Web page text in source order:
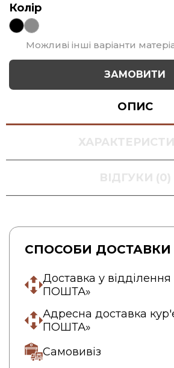
Колір
Можливі інші варіанти
ЗАМОВИТИ
ОПИС
ВІДГУКИ (0)
СПОСОБИ ДОСТАВКИ
Доставка у
ПОШТА»
Адресна доставка
ПОШТА»
Самовивіз